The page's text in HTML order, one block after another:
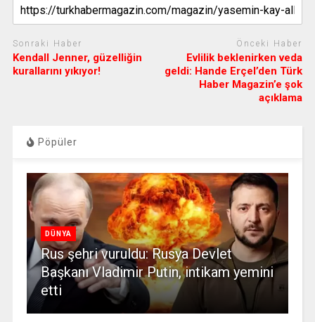
Sonraki Haber
Kendall Jenner, güzelliğin
kurallarını yıkıyor!
Önceki Haber
Evlilik beklenirken veda
geldi: Hande Erçel’den Türk
Haber Magazin’e şok
açıklama
Pöpüler
DÜNYA
Rus şehri vuruldu: Rusya Devlet
Başkanı Vladimir Putin, intikam yemini
etti